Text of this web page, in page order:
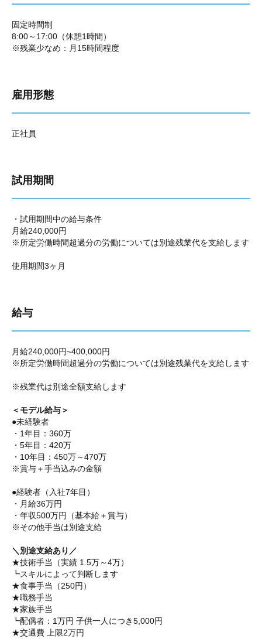
固定時間制
8:00～17:00（休憩1時間）
※残業少なめ：月15時間程度
雇用形態
正社員
試用期間
・試用期間中の給与条件
月給240,000円
※所定労働時間超過分の労働については別途残業代を支給します
使用期間3ヶ月
給与
月給240,000円~400,000円
※所定労働時間超過分の労働については別途残業代を支給します
※残業代は別途全額支給します
＜モデル給与＞
●未経験者
・1年目：360万
・5年目：420万
・10年目：450万～470万
※賞与＋手当込みの金額
●経験者（入社7年目）
・月給36万円
・年収500万円（基本給＋賞与）
※その他手当は別途支給
＼別途支給あり／
★技術手当（実績 1.5万～4万）
┗スキルによって判断します
★食事手当（250円）
★職務手当
★家族手当
┗配偶者：1万円 子供一人につき5,000円
★交通費 上限2万円